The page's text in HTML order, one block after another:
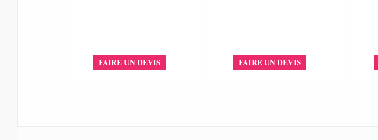
FAIRE UN DEVIS FAIRE UN DEVIS